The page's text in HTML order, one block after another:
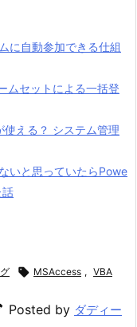
に自動参加できる仕組
ムセットによる一括登
使える？ システム管理
いと思っていたらPowe
話
 MSAccess , VBA
Posted by ダディー